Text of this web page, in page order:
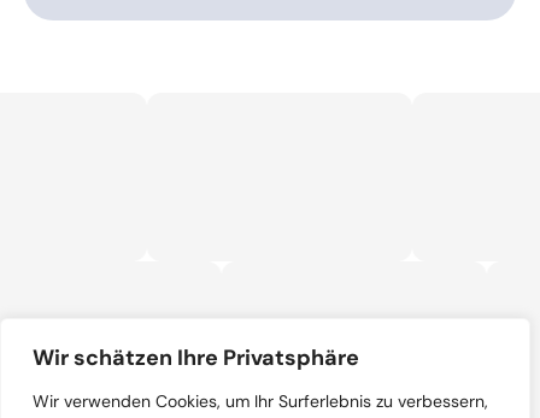
Wir schätzen Ihre Privatsphäre
Wir verwenden Cookies, um Ihr Surferlebnis zu verbessern,